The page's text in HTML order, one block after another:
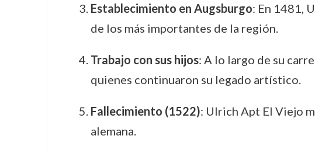
Establecimiento en Augsburgo: En 1481,
de los más importantes de la región.
Trabajo con sus hijos: A lo largo de su
quienes continuaron su legado artístico.
Fallecimiento (1522): Ulrich Apt El Viejo
alemana.